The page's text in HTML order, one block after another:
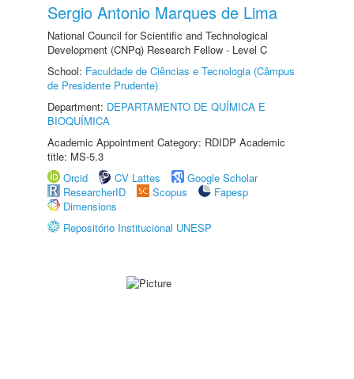
Sergio Antonio Marques de Lima
National Council for Scientific and Technological
Development (CNPq) Research Fellow - Level C
School: Faculdade de Ciências e Tecnologia (Câmpus
de Presidente Prudente)
Department: DEPARTAMENTO DE QUÍMICA E
BIOQUÍMICA
Academic Appointment Category: RDIDP Academic
title: MS-5.3
Orcid
CV Lattes
Google Scholar
ResearcherID
Scopus
Fapesp
Dimensions
Repositório Institucional UNESP